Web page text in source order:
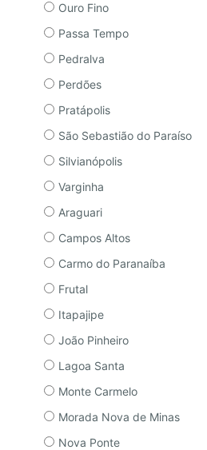
Ouro Fino
Passa Tempo
Pedralva
Perdões
Pratápolis
São Sebastião do Paraíso
Silvianópolis
Varginha
Araguari
Campos Altos
Carmo do Paranaíba
Frutal
Itapajipe
João Pinheiro
Lagoa Santa
Monte Carmelo
Morada Nova de Minas
Nova Ponte